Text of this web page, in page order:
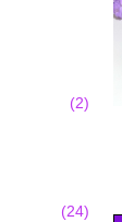
(2)
(24)